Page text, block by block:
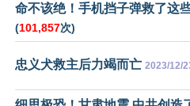
命不该绝！手机挡子弹救了这
(101,857次)
忠义犬救主后力竭而亡 2023/12/